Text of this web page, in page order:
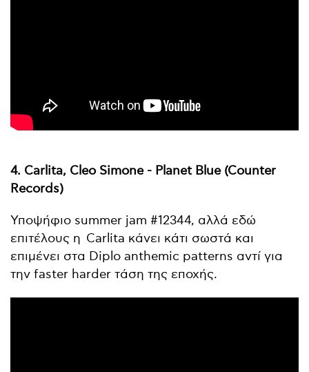
4. Carlita, Cleo Simone - Planet Blue (Counter
Records)
Υποψήφιο summer jam #12344, αλλά εδώ
επιτέλους η Carlita κάνει κάτι σωστά και
επιμένει στα Diplo anthemic patterns αντί για
την faster harder τάση της εποχής.